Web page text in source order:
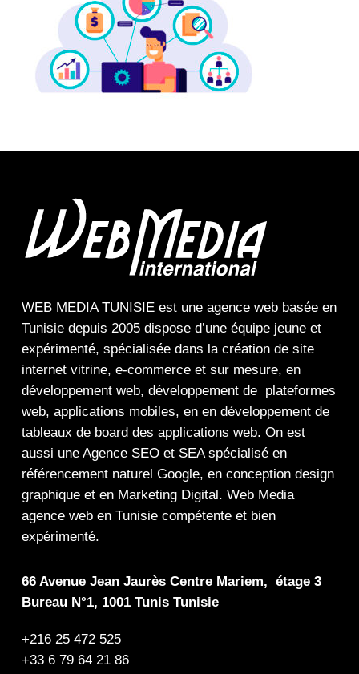
WEB MEDIA TUNISIEest une agence webbasée en
Tunisie depuis 2005 dispose d’une équipe jeune et
expérimenté, spécialisée dans la création de site
internet vitrine, e-commerceet sur mesure, en
développement web, développement de plateformes
web, applications mobiles, en en développement de
tableaux de boarddes applications web. On est
aussi une Agence SEOet SEAspécialisé en
référencement naturel Google, en conception design
graphiqueet en Marketing Digital. Web Media
agence web en Tunisie compétente et bien
expérimenté.
66 Avenue Jean Jaurès Centre Mariem, étage 3
Bureau N°1, 1001 Tunis Tunisie
+216 25 472 525
+33 6 79 64 21 86